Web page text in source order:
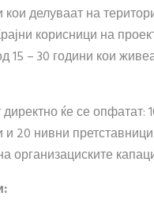
кои делуваат на
корисници на
15 – 30 години кои
ќе се опфатат:
и 20 нивни
организациските